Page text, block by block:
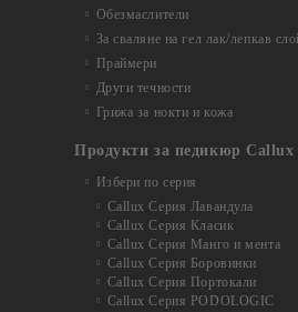
Обезмаслители
За сваляне на гел лак/лепкав
Праймери
Други течности
Грижа за нокти и кожа
Продукти за педикюр Callux
Избери по серия
Callux Серия Лавандула
Callux Серия Класик
Callux Серия Манго и мента
Callux Серия Боровинки
Callux Серия Портокали
Callux Серия PODOLOGIC